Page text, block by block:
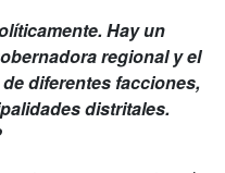
Hay un
regional y el
diferentes facciones,
distritales.